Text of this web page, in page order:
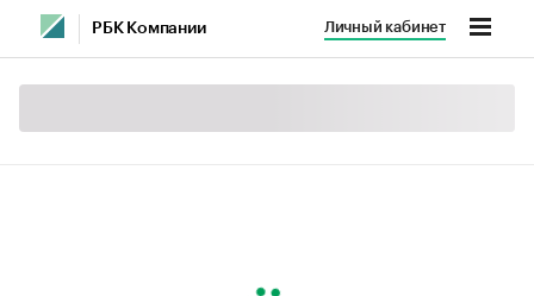
РБК Компании Личный кабинет